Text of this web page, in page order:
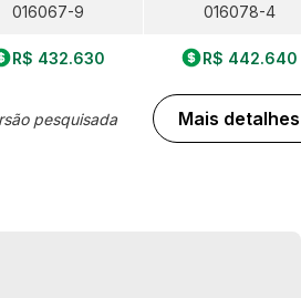
016067-9
R$ 432.630
pesquisada
016078-4
R$ 442.640
Mais detalhes